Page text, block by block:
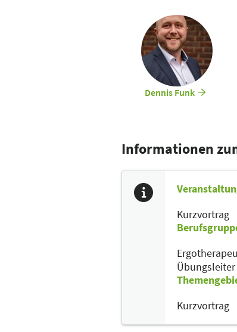
Dennis Funk
Informationen
Kurzvortrag
Kurzvortrag